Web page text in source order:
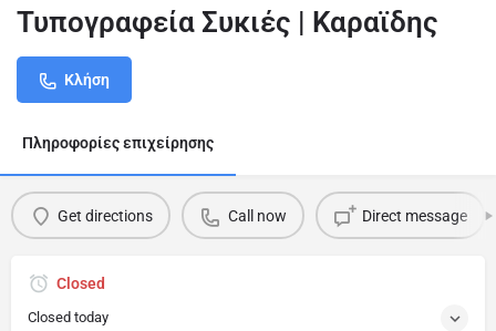
Τυπογραφεία Συκιές | Καραϊδης
Κλήση
Πληροφορίες επιχείρησης
Get directions Call now Direct message
Closed
Closed today